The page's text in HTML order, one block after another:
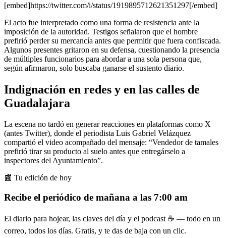
[embed]https://twitter.com/i/status/1919895712621351297[/embed]
El acto fue interpretado como una forma de resistencia ante la
imposición de la autoridad. Testigos señalaron que el hombre
prefirió perder su mercancía antes que permitir que fuera confiscada.
Algunos presentes gritaron en su defensa, cuestionando la presencia
de múltiples funcionarios para abordar a una sola persona que,
según afirmaron, solo buscaba ganarse el sustento diario.
Indignación en redes y en las calles de
Guadalajara
La escena no tardó en generar reacciones en plataformas como X
(antes Twitter), donde el periodista Luis Gabriel Velázquez
compartió el video acompañado del mensaje: “Vendedor de tamales
prefirió tirar su producto al suelo antes que entregárselo a
inspectores del Ayuntamiento”.
📰 Tu edición de hoy
Recibe el periódico de mañana a las 7:00 am
El diario para hojear, las claves del día y el podcast ☕ — todo en un
correo, todos los días. Gratis, y te das de baja con un clic.